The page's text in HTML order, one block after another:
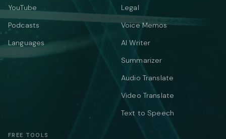
YouTube
Podcasts
Languages
Legal
Voice Memos
AI Writer
Summarizer
Audio Translate
Video Translate
Text to Speech
FREE TOOLS